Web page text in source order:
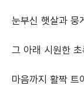
눈부신 햇살과 뭉
그 아래 시원한
마음까지 활짝 트